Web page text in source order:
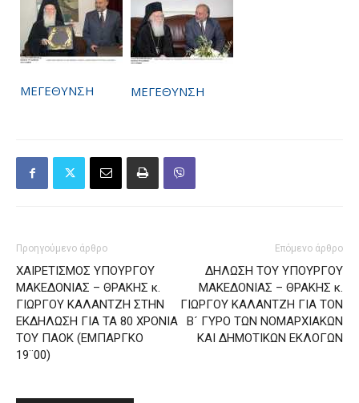
ΜΕΓΕΘΥΝΣΗ ΜΕΓΕΘΥΝΣΗ
Προηγούμενο άρθρο
ΧΑΙΡΕΤΙΣΜΟΣ ΥΠΟΥΡΓΟΥ
ΜΑΚΕΔΟΝΙΑΣ – ΘΡΑΚΗΣ κ.
ΓΙΩΡΓΟΥ ΚΑΛΑΝΤΖΗ ΣΤΗΝ
ΕΚΔΗΛΩΣΗ ΓΙΑ ΤΑ 80 ΧΡΟΝΙΑ
ΤΟΥ ΠΑΟΚ (ΕΜΠΑΡΓΚΟ
19¨00)
Επόμενο άρθρο
ΔΗΛΩΣΗ ΤΟΥ ΥΠΟΥΡΓΟΥ
ΜΑΚΕΔΟΝΙΑΣ – ΘΡΑΚΗΣ κ.
ΓΙΩΡΓΟΥ ΚΑΛΑΝΤΖΗ ΓΙΑ ΤΟΝ
Β´ ΓΥΡΟ ΤΩΝ ΝΟΜΑΡΧΙΑΚΩΝ
ΚΑΙ ΔΗΜΟΤΙΚΩΝ ΕΚΛΟΓΩΝ